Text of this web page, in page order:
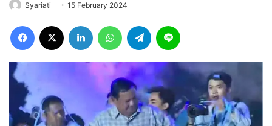
Syariati 15 February 2024
Facebook LinkedIn WhatsAppTelegram